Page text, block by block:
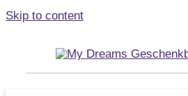
Skip to content